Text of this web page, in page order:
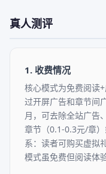
真人测评
1. 收费情况
核心模式为免费阅读
过开屏广告和章节间
月，可去除全站广告
章节（0.1-0.3元/章
系：读者可购买虚拟
模式虽免费但阅读体